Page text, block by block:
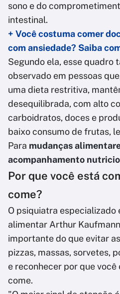
sono e do
intestinal.
+ Você costuma comer
com ansiedade? Saiba
Segundo ela, esse quadro
observado em pessoas
uma dieta restritiva,
desequilibrada, com alto
carboidratos, doces e
baixo consumo de frutas,
Para mudanças
acompanhamento
Por que você está
come?
O psiquiatra especializado
alimentar Arthur
importante do que evitar
pizzas, massas, sorvetes,
e reconhecer por que
come.